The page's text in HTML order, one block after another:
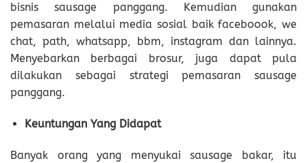
bisnis sausage panggang. Kemudian gunakan
pemasaran melalui media sosial baik faceboook, we
chat, path, whatsapp, bbm, instagram dan lainnya.
Menyebarkan berbagai brosur, juga dapat pula
dilakukan sebagai strategi pemasaran sausage
panggang.
Keuntungan Yang Didapat
Banyak orang yang menyukai sausage bakar, itu